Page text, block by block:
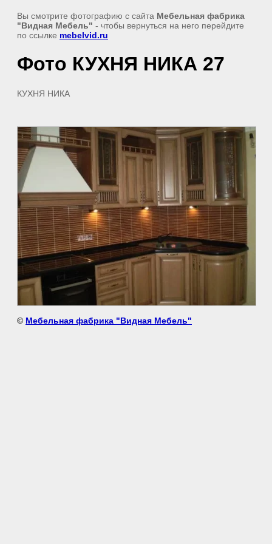
Вы смотрите фотографию с сайта Мебельная фабрика
"Видная Мебель" - чтобы вернуться на него перейдите
по ссылке mebelvid.ru
Фото КУХНЯ НИКА 27
КУХНЯ НИКА
© Мебельная фабрика "Видная Мебель"